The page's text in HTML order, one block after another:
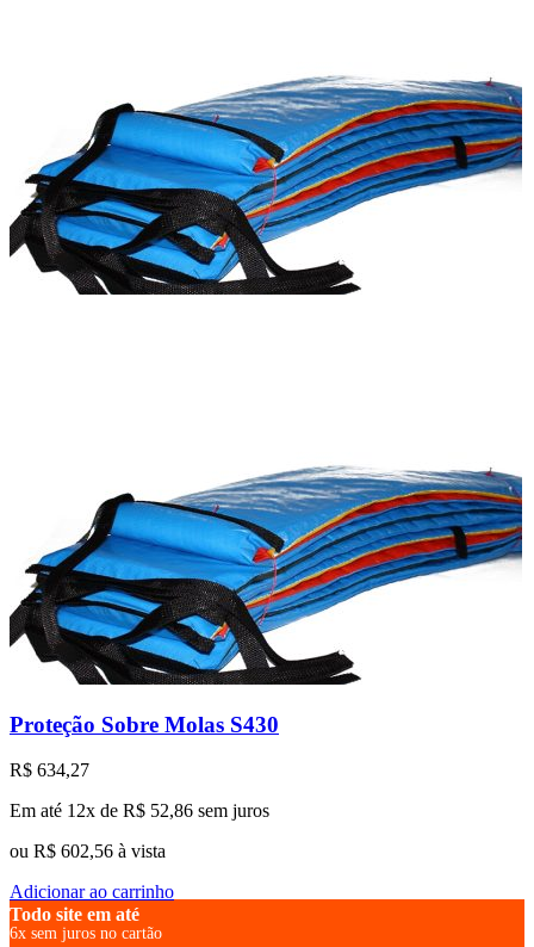
Proteção Sobre Molas S430
R$ 634,27
Em até 12x de R$ 52,86 sem juros
ou R$ 602,56 à vista
Adicionar ao carrinho
Todo site em até
6x sem juros no cartão